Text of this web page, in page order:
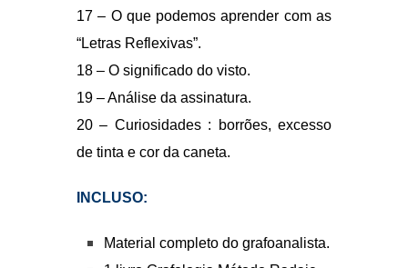
Material completo do grafoanalista.
1 livro Grafologia Método Radaic
para iniciar suas análises.
Certificado de conclusão